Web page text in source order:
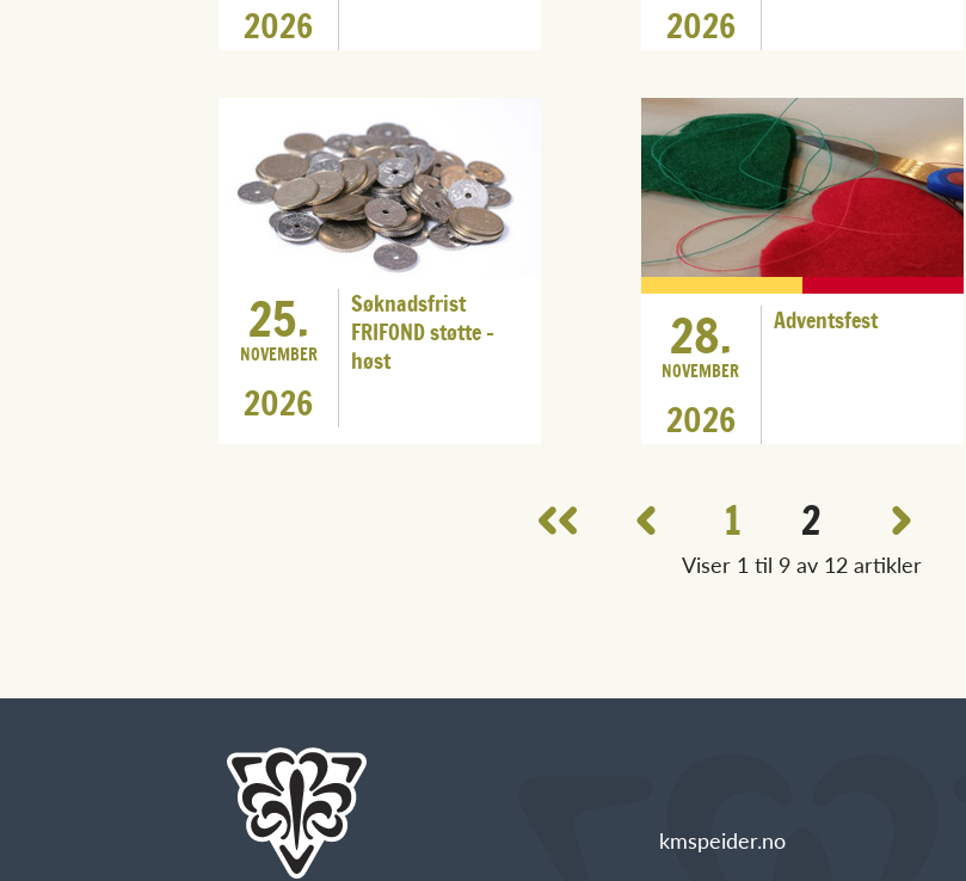
2026 2026
25.
NOVEMBER
2026
Søknadsfrist
FRIFOND støtte -
høst
28.
NOVEMBER
2026
Adventsfest
1 2
Viser 1 til 9 av 12 artikler
kmspeider.no